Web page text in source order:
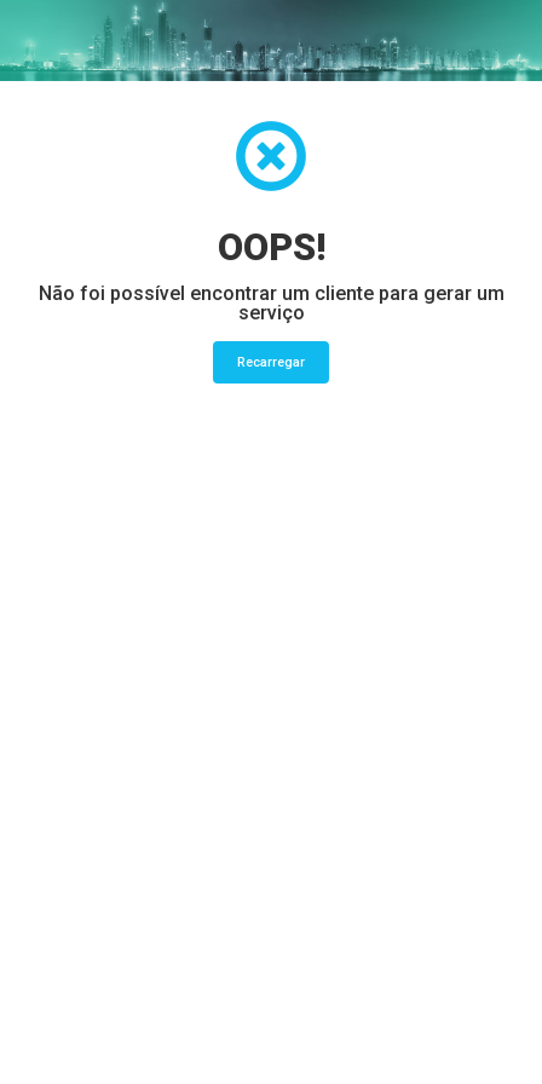
OOPS!
Não foi possível encontrar um cliente para gerar um
serviço
Recarregar